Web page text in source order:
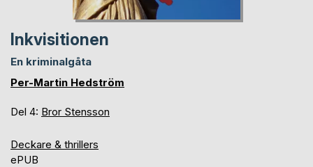
Inkvisitionen
En kriminalgåta
Per-Martin Hedström
Del 4: Bror Stensson
Deckare & thrillers
ePUB